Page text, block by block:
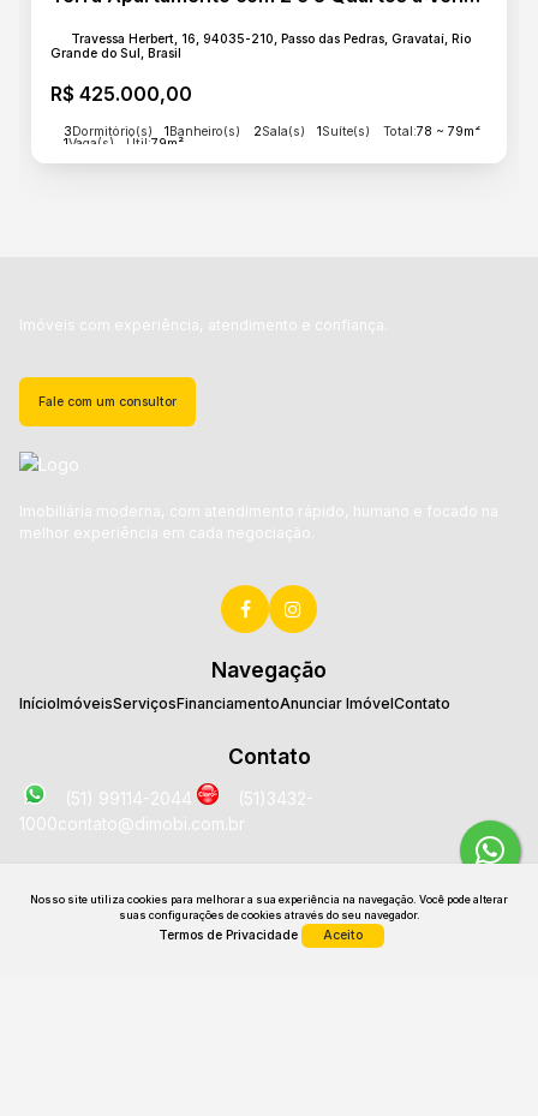
Nosso site utiliza cookies para melhorar a sua experiência na navegação. Você pode alterar
suas configurações de cookies através do seu navegador.
Termos de Privacidade Aceito
R$ 425.000,00
Travessa Herbert, 16, 94035-210, Passo das Pedras, Gravataí, Rio
Grande do Sul, Brasil
3Dormitório(s) 1Banheiro(s) 2Sala(s) 1Suíte(s) Total:78 ~ 79m²
1Vaga(s) Útil:79m²
Imóveis com experiência, atendimento e confiança.
Fale com um consultor
Imobiliária moderna, com atendimento rápido, humano e focado na
melhor experiência em cada negociação.
Navegação
InícioImóveisServiçosFinanciamentoAnunciar ImóvelContato
Contato
(51) 99114-2044
(51)3432-
1000contato@dimobi.com.br
Avenida José Loureiro da Silva, 2025, Sala 1707, Centro,
Brasil